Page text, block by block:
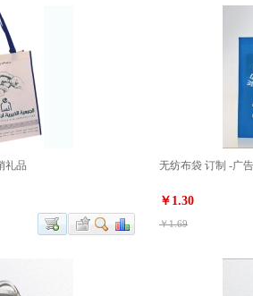
礼品 无纺布袋 订制 -广
￥1.30
￥1.69